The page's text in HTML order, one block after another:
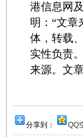
港信息网
明：“文章
体，转载
实性负责
来源。文
分享到： QQ